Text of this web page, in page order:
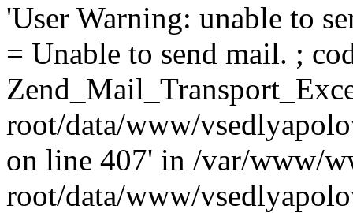
'User Warning: unable to
= Unable to send mail. ;
root/data/www/
on line 407' in /var/www/
root/data/www/